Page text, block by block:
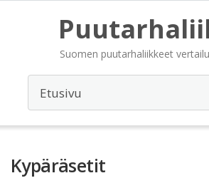
Suomen puutarhaliikkeet
Kypäräsetit